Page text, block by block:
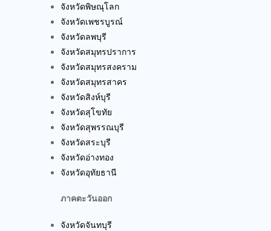
จังหวัดพิษณุโลก
จังหวัดเพชรบูรณ์
จังหวัดลพบุรี
จังหวัดสมุทรปราการ
จังหวัดสมุทรสงคราม
จังหวัดสมุทรสาคร
จังหวัดสิงห์บุรี
จังหวัดสุโขทัย
จังหวัดสุพรรณบุรี
จังหวัดสระบุรี
จังหวัดอ่างทอง
จังหวัดอุทัยธานี
ภาคตะวันออก
จังหวัดจันทบุรี